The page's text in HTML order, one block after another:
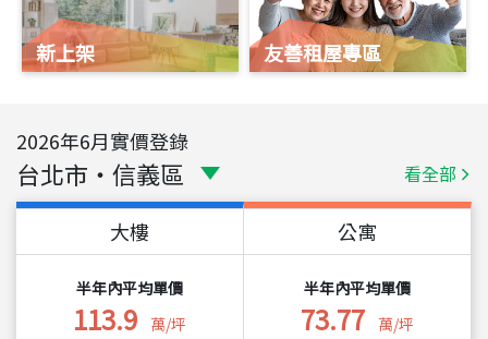
新上架 友善租屋專區
2026年6月實價登錄
台北市 ・ 信義區 看全部
大樓
半年內平均單價
113.9 萬/坪
公寓
半年內平均單價
73.77 萬/坪